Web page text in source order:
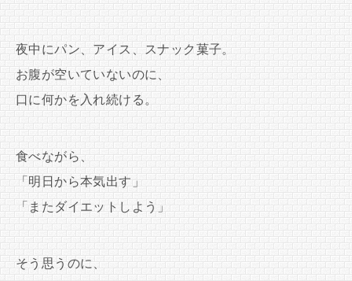
夜中にパン、アイス、スナック菓子。
お腹が空いていないのに、
口に何かを入れ続ける。
食べながら、
「明日から本気出す」
「またダイエットしよう」
そう思うのに、